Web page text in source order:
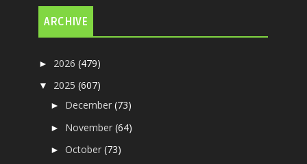
ARCHIVE
► 2026(479)
▼ 2025(607)
► December(73)
► November(64)
►October(73)